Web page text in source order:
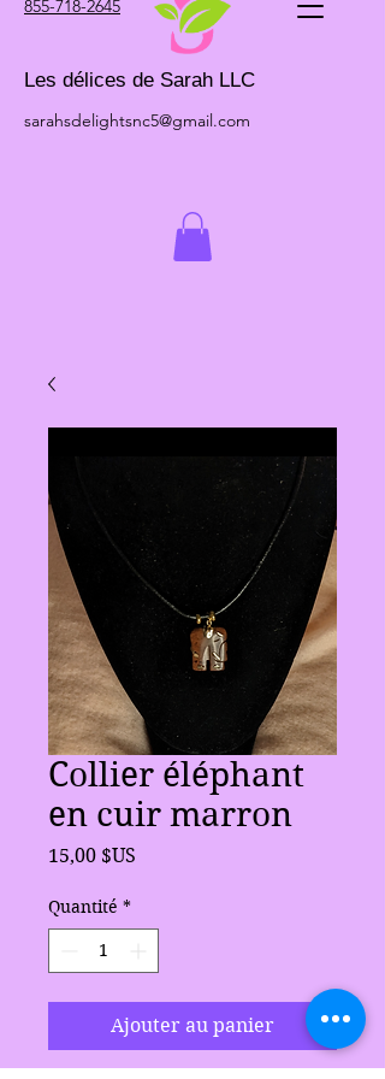
855-718-2645
Les délices de Sarah LLC
sarahsdelightsnc5@gmail.com
Collier éléphant
en cuir marron
15,00 $US
Quantité *
Ajouter au panier